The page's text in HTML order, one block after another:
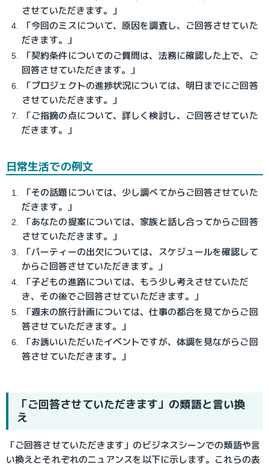
させていただきます。」
「今回のミスについて、原因を調査し、ご回答させていた
だきます。」
「契約条件についてのご質問は、法務に確認した上で、ご
回答させていただきます。」
「プロジェクトの進捗状況については、明日までにご回答
させていただきます。」
「ご指摘の点について、詳しく検討し、ご回答させていた
だきます。」
日常生活での例文
「その話題については、少し調べてからご回答させていた
だきます。」
「あなたの提案については、家族と話し合ってからご回答
させていただきます。」
「パーティーの出欠については、スケジュールを確認して
からご回答させていただきます。」
「子どもの進路については、もう少し考えさせていただ
き、その後でご回答させていただきます。」
「週末の旅行計画については、仕事の都合を見てからご回
答させていただきます。」
「お誘いいただいたイベントですが、体調を見ながらご回
答させていただきます。」
「ご回答させていただきます」の類語と言い換
え
「ご回答させていただきます」のビジネスシーンでの類語や言
い換えとそれぞれのニュアンスを以下に示します。これらの表